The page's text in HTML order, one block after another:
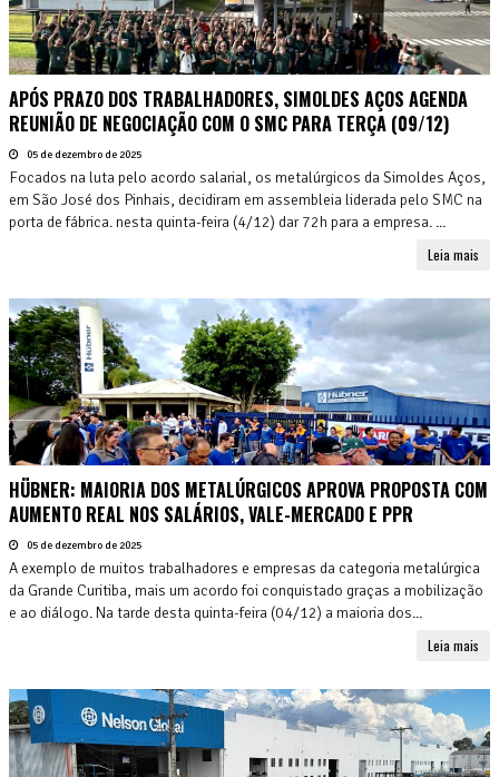
APÓS PRAZO DOS TRABALHADORES, SIMOLDES AÇOS AGENDA
REUNIÃO DE NEGOCIAÇÃO COM O SMC PARA TERÇA (09/12)
05 de dezembro de 2025
Focados na luta pelo acordo salarial, os metalúrgicos da Simoldes Aços,
em São José dos Pinhais, decidiram em assembleia liderada pelo SMC na
porta de fábrica. nesta quinta-feira (4/12) dar 72h para a empresa. ...
Leia mais
HÜBNER: MAIORIA DOS METALÚRGICOS APROVA PROPOSTA COM
AUMENTO REAL NOS SALÁRIOS, VALE-MERCADO E PPR
05 de dezembro de 2025
A exemplo de muitos trabalhadores e empresas da categoria metalúrgica
da Grande Curitiba, mais um acordo foi conquistado graças a mobilização
e ao diálogo. Na tarde desta quinta-feira (04/12) a maioria dos...
Leia mais